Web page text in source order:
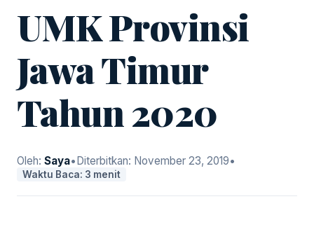
UMK Provinsi
Jawa Timur
Tahun 2020
Oleh: Saya•Diterbitkan: November 23, 2019•
Waktu Baca: 3 menit